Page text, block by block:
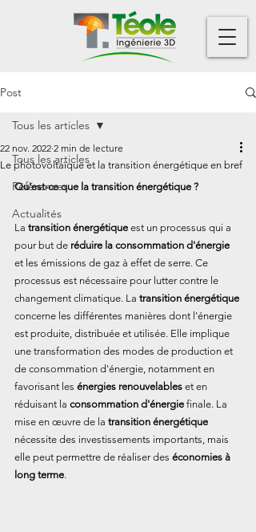
Post
Tous les articles
Références
Actualités
Tous les articles
Le photovoltaïque et la transition énergétique en bref
22 nov. 2022 2 min de lecture
Qu'est-ce que la transition énergétique ?
La transition énergétique est un processus qui a
pour but de réduire la consommation d'énergie
et les émissions de gaz à effet de serre. Ce
processus est nécessaire pour lutter contre le
changement climatique. La transition énergétique
concerne les différentes manières dont l'énergie
est produite, distribuée et utilisée. Elle implique
une transformation des modes de production et
de consommation d'énergie, notamment en
favorisant les énergies renouvelables et en
réduisant la consommation d'énergie finale. La
mise en œuvre de la transition énergétique
nécessite des investissements importants, mais
elle peut permettre de réaliser des économies à
long terme.